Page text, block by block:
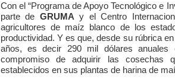
Con el “Programa de Apoyo Tecnológico e
parte de GRUMA y el Centro
agricultores de maíz blanco de los
productividad. Y es que, desde su rúbrica
años, es decir 290 mil dólares anuales
compromiso de adquirir las cosechas
establecidos en sus plantas de harina de